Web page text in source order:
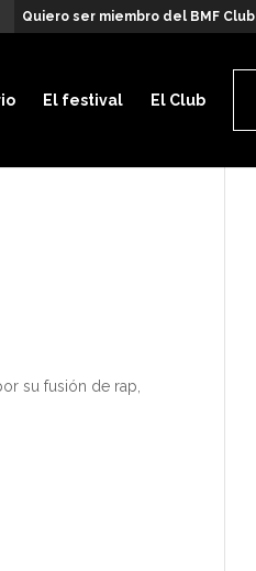
Quiero ser miembro del BMF Club
El festival El Club
su fusión de rap,